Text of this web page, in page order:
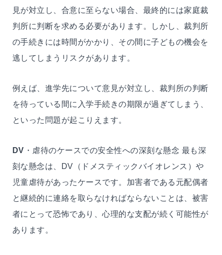
見が対立し、合意に至らない場合、最終的には家庭裁
判所に判断を求める必要があります。しかし、裁判所
の手続きには時間がかかり、その間に子どもの機会を
逃してしまうリスクがあります。
例えば、進学先について意見が対立し、裁判所の判断
を待っている間に入学手続きの期限が過ぎてしまう、
といった問題が起こりえます。
DV ・虐待のケースでの安全性への深刻な懸念 最も深
刻な懸念は、DV（ドメスティックバイオレンス）や
児童虐待があったケースです。加害者である元配偶者
と継続的に連絡を取らなければならないことは、被害
者にとって恐怖であり、心理的な支配が続く可能性が
あります。